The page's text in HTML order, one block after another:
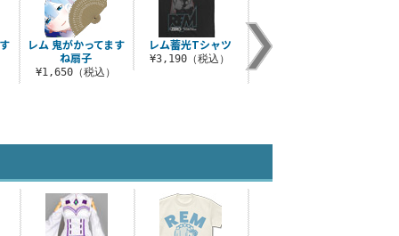
レム 鬼がかってます
ね扇子
¥1,650（税込）
レム蓄光Tシャツ
¥3,190（税込）
エミリア フルグラフ
ィックTシャツ